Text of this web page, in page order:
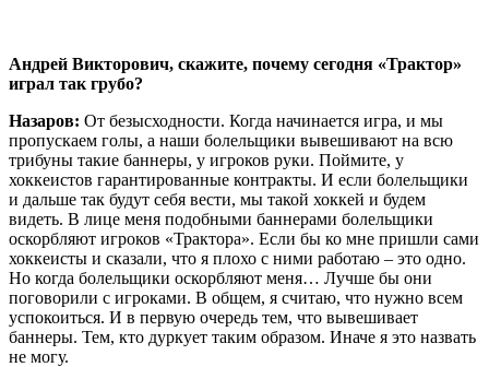
Андрей Викторович, скажите, почему сегодня «Трактор»
играл так грубо?
Назаров: От безысходности. Когда начинается игра, и мы
пропускаем голы, а наши болельщики вывешивают на всю
трибуны такие баннеры, у игроков руки. Поймите, у
хоккеистов гарантированные контракты. И если болельщики
и дальше так будут себя вести, мы такой хоккей и будем
видеть. В лице меня подобными баннерами болельщики
оскорбляют игроков «Трактора». Если бы ко мне пришли сами
хоккеисты и сказали, что я плохо с ними работаю – это одно.
Но когда болельщики оскорбляют меня… Лучше бы они
поговорили с игроками. В общем, я считаю, что нужно всем
успокоиться. И в первую очередь тем, что вывешивает
баннеры. Тем, кто дуркует таким образом. Иначе я это назвать
не могу.